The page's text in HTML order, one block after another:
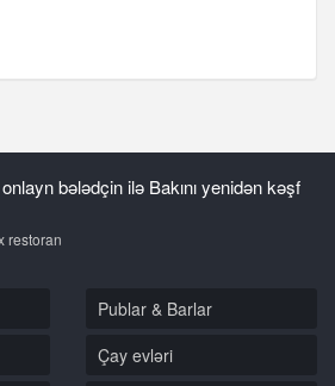
bələdçin ilə Bakını yenidən kəşf
restoran
Publar & Barlar
Çay evləri